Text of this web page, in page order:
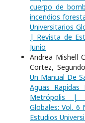
cuerpo de
incendios
Universitarios
| Revista de
Junio
Andrea Mishell
Cortez,
Un Manual De
Aguas
Metrópolis |
Globales: Vol.
Estudios